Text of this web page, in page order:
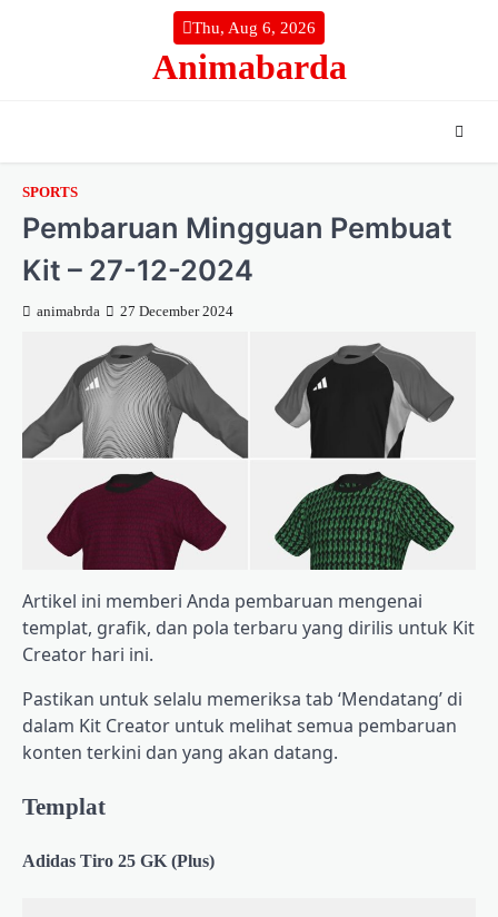
Thu, Aug 6, 2026
Animabarda
SPORTS
Pembaruan Mingguan Pembuat
Kit – 27-12-2024
animabrda 27 December 2024
Artikel ini memberi Anda pembaruan mengenai
templat, grafik, dan pola terbaru yang dirilis untuk Kit
Creator hari ini.
Pastikan untuk selalu memeriksa tab ‘Mendatang’ di
dalam Kit Creator untuk melihat semua pembaruan
konten terkini dan yang akan datang.
Templat
Adidas Tiro 25 GK (Plus)